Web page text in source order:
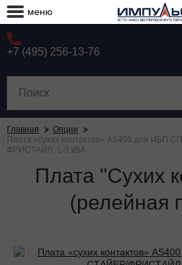
меню
+7 (495) 256-13-76
Главная
Опции
Плата «сухих контактов» AS400 для ИБП
ФРИСТАЙЛ, 1-3 кВА
Плата "Сухих
(релейная